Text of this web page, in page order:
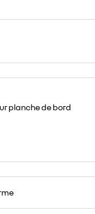
planche de bord